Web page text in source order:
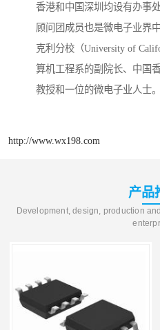
香港和中国深圳均设有办事处
顾问团成员也是微电子业界
克利分校（University of
算机工程系的副院长、中国
教授和一位的微电子业人士。
http://www.wx198.com
产品
Development, design, production